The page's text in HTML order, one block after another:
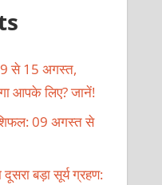
से 15 अगस्त,
आपके लिए? जानें!
09 अगस्त से
बड़ा सूर्य ग्रहण: